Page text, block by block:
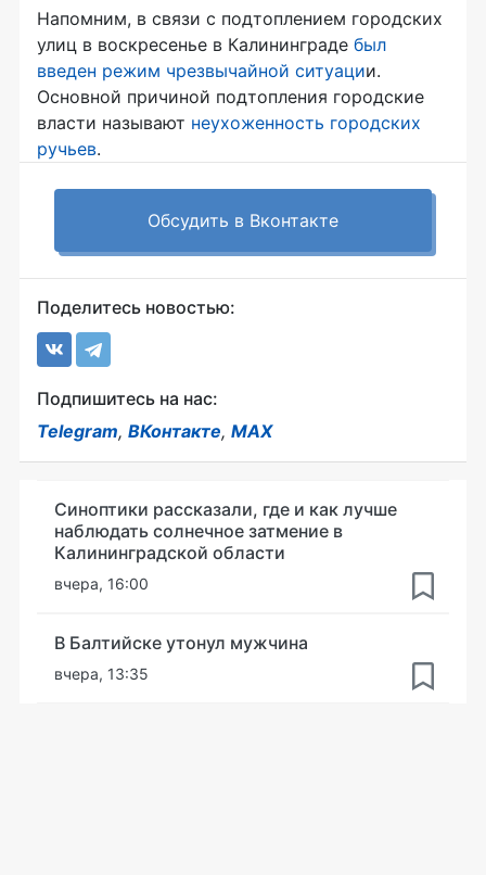
Напомним, в связи с подтоплением городских
улиц в воскресенье в Калининграде был
введен режим чрезвычайной ситуации.
Основной причиной подтопления городские
власти называют неухоженность городских
ручьев.
Обсудить в Вконтакте
Поделитесь новостью:
Подпишитесь на нас:
Telegram, ВКонтакте, MAX
Синоптики рассказали, где и как лучше
наблюдать солнечное затмение в
Калининградской области
вчера, 16:00
В Балтийске утонул мужчина
вчера, 13:35